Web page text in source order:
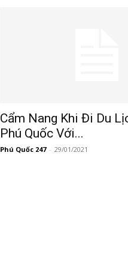
Cẩm Nang Khi Đi Du
Phú Quốc Với...
Phú Quốc 247 - 29/01/2021